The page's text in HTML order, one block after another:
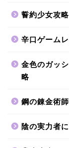
誓約少女攻略
辛口ゲーム
金色のガッ
略
鋼の錬金術
陰の実力者